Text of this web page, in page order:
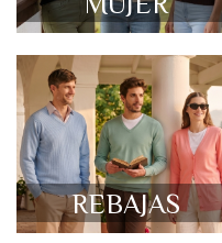
REBAJAS